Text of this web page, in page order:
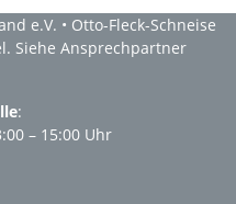
e.V. • Otto-Fleck-Schneise
Siehe Ansprechpartner
:
– 15:00 Uhr